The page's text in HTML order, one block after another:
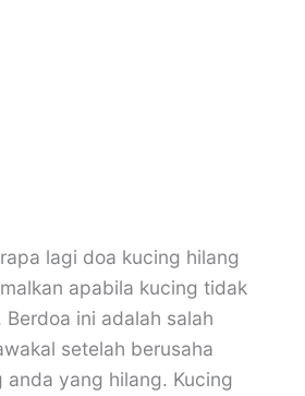
lagi doa kucing hilang
apabila kucing tidak
Berdoa ini adalah salah
setelah berusaha
anda yang hilang. Kucing